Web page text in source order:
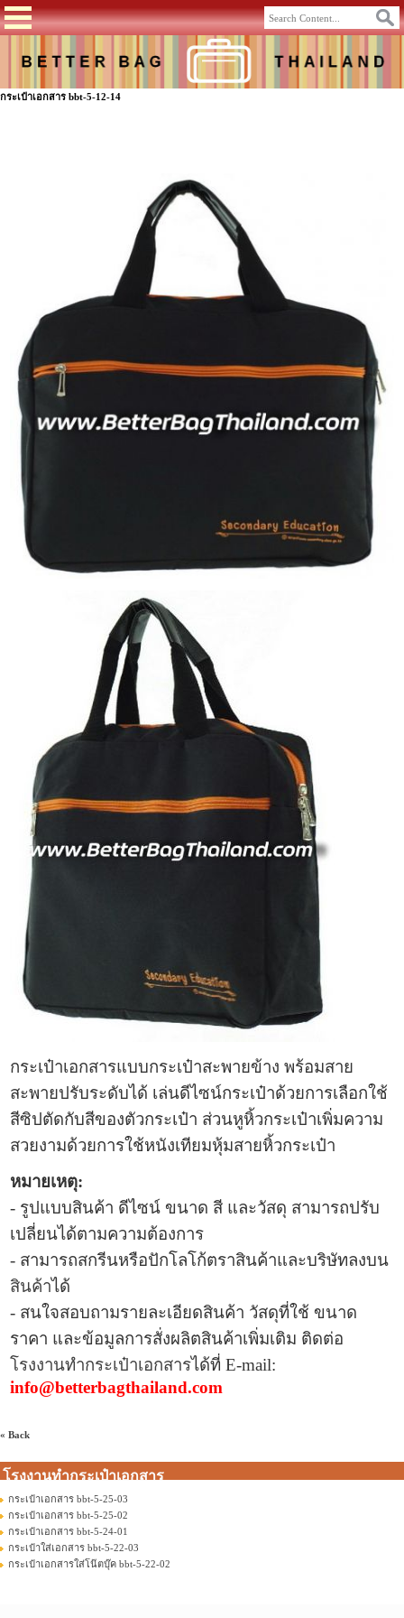
กระเป๋าเอกสาร bbt-5-12-14
กระเป๋าเอกสารแบบกระเป๋าสะพายข้าง พร้อมสาย
สะพายปรับระดับได้ เล่นดีไซน์กระเป๋าด้วยการเลือกใช้
สีซิปตัดกับสีของตัวกระเป๋า ส่วนหูหิ้วกระเป๋าเพิ่มความ
สวยงามด้วยการใช้หนังเทียมหุ้มสายหิ้วกระเป๋า
หมายเหตุ:
- รูปแบบสินค้า ดีไซน์ ขนาด สี และวัสดุ สามารถปรับ
เปลี่ยนได้ตามความต้องการ
- สามารถสกรีนหรือปักโลโก้ตราสินค้าและบริษัทลงบน
สินค้าได้
- สนใจสอบถามรายละเอียดสินค้า วัสดุที่ใช้ ขนาด
ราคา และข้อมูลการสั่งผลิตสินค้าเพิ่มเติม ติดต่อ
โรงงานทำกระเป๋าเอกสารได้ที่E-mail:
info@betterbagthailand.com
« Back
โรงงานทำกระเป๋าเอกสาร
กระเป๋าเอกสาร bbt-5-25-03
กระเป๋าเอกสาร bbt-5-25-02
กระเป๋าเอกสาร bbt-5-24-01
กระเป๋าใส่เอกสาร bbt-5-22-03
กระเป๋าเอกสารใส่โน๊ตบุ๊ค bbt-5-22-02